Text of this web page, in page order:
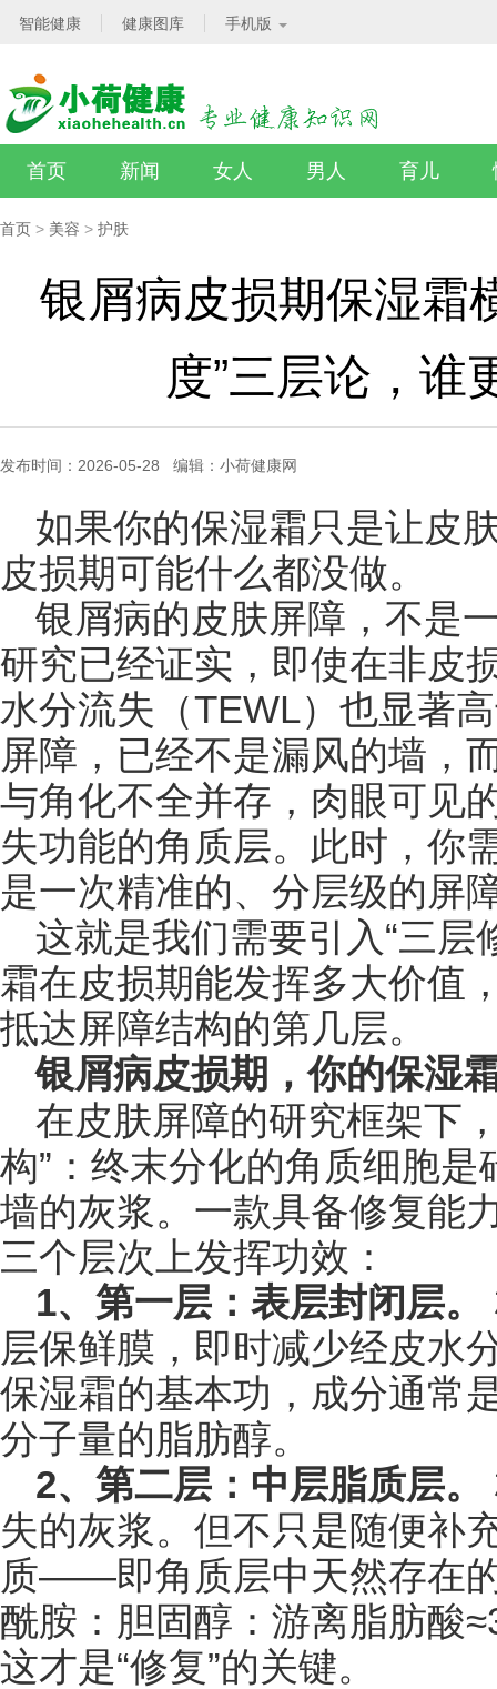
智能健康 健康图库 手机版
首页 新闻 女人 男人 育儿
首页 > 美容 > 护肤
银屑病皮损期保湿
度”三层论，谁
发布时间：2026-05-28 编辑：小荷健康网
如果你的保湿霜只是让皮
皮损期可能什么都没做。
银屑病的皮肤屏障，不是
研究已经证实，即使在非皮
水分流失（TEWL）也显著
屏障，已经不是漏风的墙，
与角化不全并存，肉眼可见
失功能的角质层。此时，你
是一次精准的、分层级的屏
这就是我们需要引入“三层
霜在皮损期能发挥多大价值
抵达屏障结构的第几层。
银屑病皮损期，你的保湿
在皮肤屏障的研究框架下
构”：终末分化的角质细胞
墙的灰浆。一款具备修复能
三个层次上发挥功效：
1、第一层：表层封闭层。
层保鲜膜，即时减少经皮水
保湿霜的基本功，成分通常
分子量的脂肪醇。
2、第二层：中层脂质层。
失的灰浆。但不只是随便补
质——即角质层中天然存在
酰胺：胆固醇：游离脂肪酸
这才是“修复”的关键。